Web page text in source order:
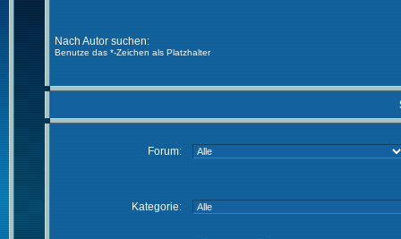
Nach Autor suchen:
Benutze das *-Zeichen als Platzhalter
Forum:
Kategorie: